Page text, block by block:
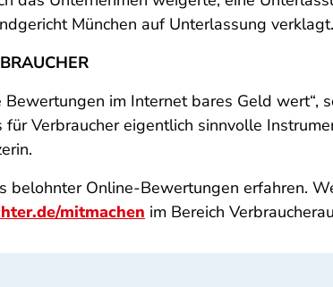
München auf Unterlassung verklagt.
im Internet bares Geld wert“,
Verbraucher eigentlich sinnvolle
belohnter Online-Bewertungen erfahren.
mitmachen im Bereich